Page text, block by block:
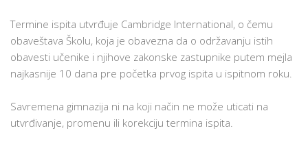
Termine ispita utvrđuje Cambridge International, o čemu
obaveštava Školu, koja je obavezna da o održavanju istih
obavesti učenike i njihove zakonske zastupnike putem mejla
najkasnije 10 dana pre početka prvog ispita u ispitnom roku.
Savremena gimnazija ni na koji način ne može uticati na
utvrđivanje, promenu ili korekciju termina ispita.